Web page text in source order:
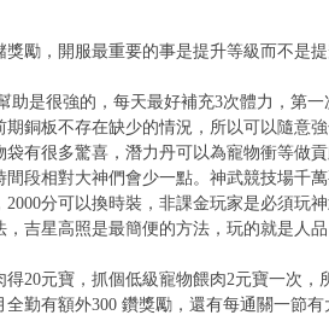
勵，開服最重要的事是提升等級而不是
是很強的，每天最好補充3次體力，第一
銅板不存在缺少的情況，所以可以隨意
有很多驚喜，潛力丹可以為寵物衝等做貢
相對大神們會少一點。神武競技場千
分可以換時裝，非課金玩家是必須玩
星高照是最簡便的方法，玩的就是人品
元寶，抓個低級寵物餵肉2元寶一次，
勤有額外300 鑽獎勵，還有每通關一節